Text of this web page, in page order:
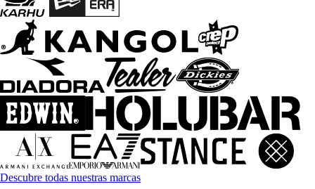
Descubre todas nuestras marcas